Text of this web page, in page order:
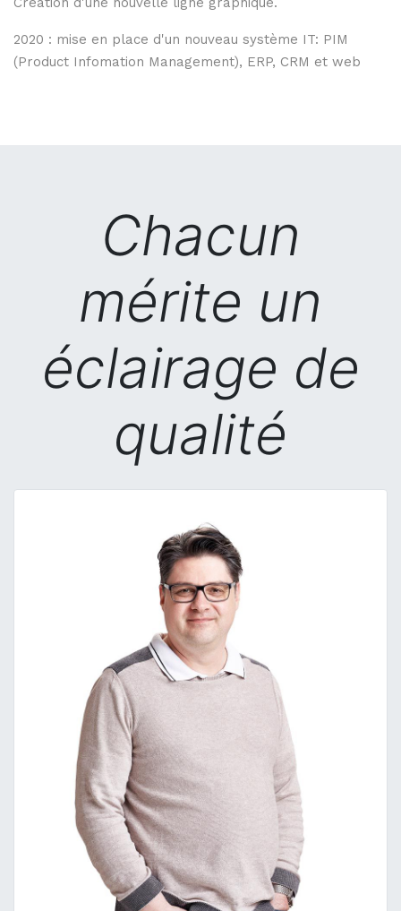
2020 : mise en place d'un nouveau système IT: PIM
(Product Infomation Management), ERP, CRM et web
Chacun
mérite un
éclairage de
qualité